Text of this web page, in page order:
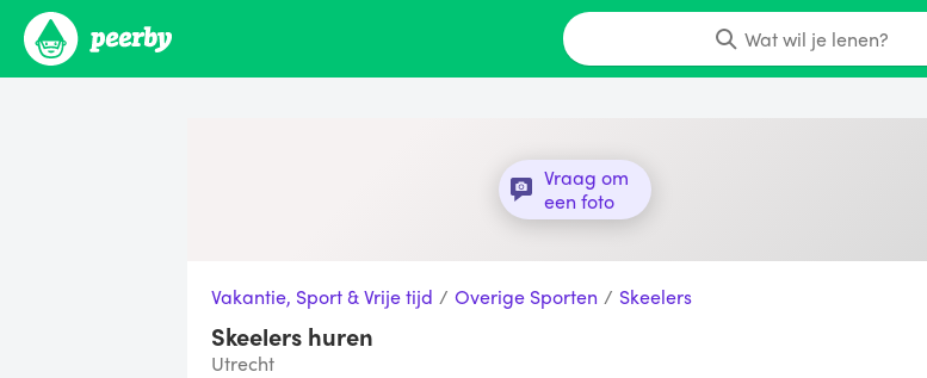
Wat wil je lenen?
Vraag om
een foto
Vakantie, Sport & Vrije tijd / Overige Sporten / Skeelers
Skeelers huren
Utrecht